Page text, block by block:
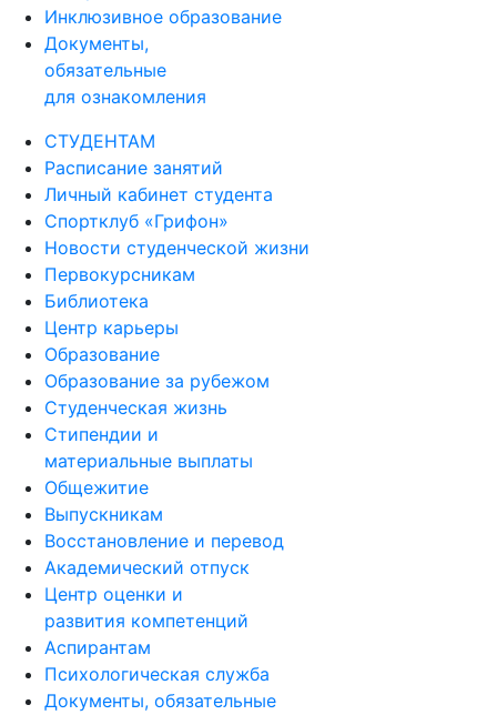
Инклюзивное образование
Документы,
обязательные
для ознакомления
СТУДЕНТАМ
Расписание занятий
Личный кабинет студента
Спортклуб «Грифон»
Новости студенческой жизни
Первокурсникам
Библиотека
Центр карьеры
Образование
Образование за рубежом
Студенческая жизнь
Стипендии и
материальные выплаты
Общежитие
Выпускникам
Восстановление и перевод
Академический отпуск
Центр оценки и
развития компетенций
Аспирантам
Психологическая служба
Документы, обязательные